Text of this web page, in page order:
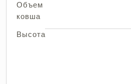
Объем
ковша
Высота